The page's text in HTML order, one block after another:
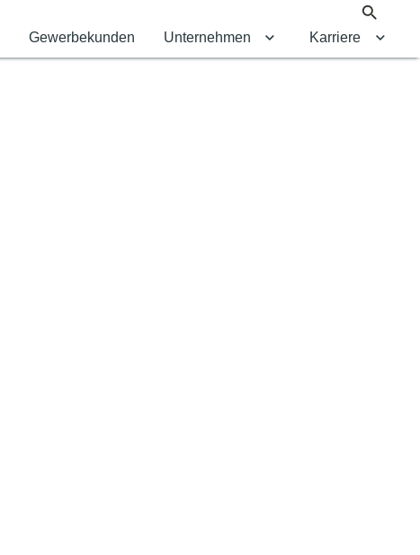
Gewerbekunden Unternehmen Untermenü für
Karriere